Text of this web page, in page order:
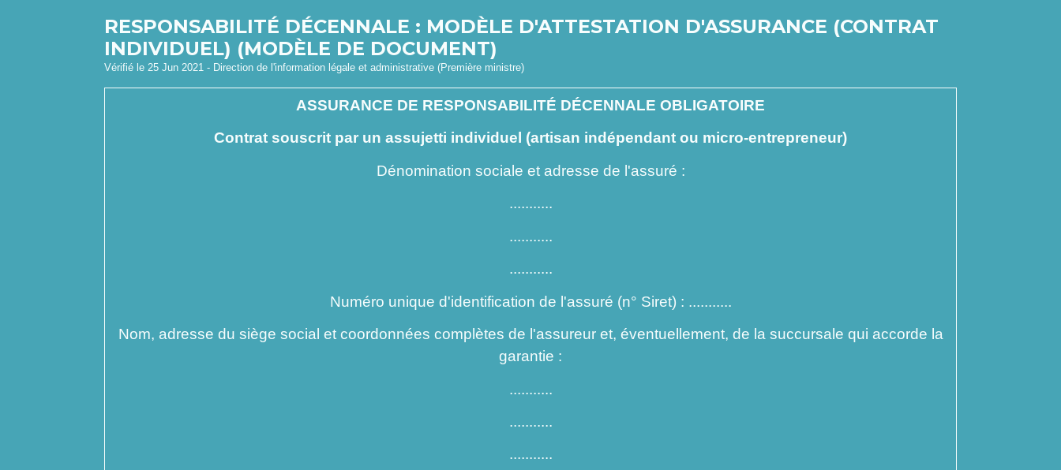
RESPONSABILITÉ DÉCENNALE : MODÈLE D'ATTESTATION D'ASSURANCE (CONTRAT
INDIVIDUEL) (MODÈLE DE DOCUMENT)
Vérifié le 25 Jun 2021 - Direction de l'information légale et administrative (Première ministre)
ASSURANCE DE RESPONSABILITÉ DÉCENNALE OBLIGATOIRE
Contrat souscrit par un assujetti individuel (artisan indépendant ou micro-entrepreneur)
Dénomination sociale et adresse de l'assuré :
...........
...........
...........
Numéro unique d'identification de l'assuré (n° Siret) : ...........
Nom, adresse du siège social et coordonnées complètes de l'assureur et, éventuellement, de la succursale qui accorde la
garantie :
...........
...........
...........